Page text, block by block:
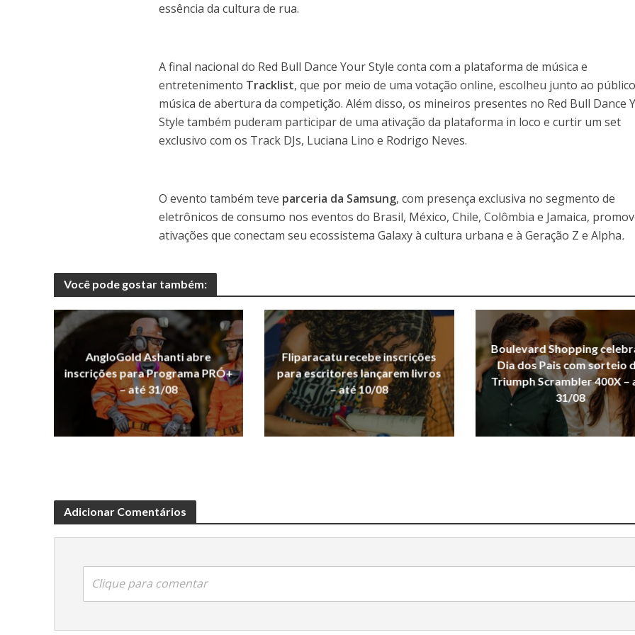
essência da cultura de rua.
A final nacional do Red Bull Dance Your Style conta com a plataforma de música e
entretenimento Tracklist, que por meio de uma votação online, escolheu junto ao
música de abertura da competição. Além disso, os mineiros presentes no Red Bull Dance
Style também puderam participar de uma ativação da plataforma in loco e curtir um set
exclusivo com os Track DJs, Luciana Lino e Rodrigo Neves.
O evento também teve parceria da Samsung, com presença exclusiva no segmento de
eletrônicos de consumo nos eventos do Brasil, México, Chile, Colômbia e Jamaica,
ativações que conectam seu ecossistema Galaxy à cultura urbana e à Geração Z e Alpha.
Você pode gostar também:
AngloGold Ashanti abre
inscrições para Programa PRÓ+
– até 31/08
Fliparacatu recebe inscrições
para escritores lançarem livros
– até 10/08
Boulevard Shopping
Dia dos Pais com sorteio
Triumph Scrambler 400X –
31/08
Adicionar Comentários
Clique para comentar